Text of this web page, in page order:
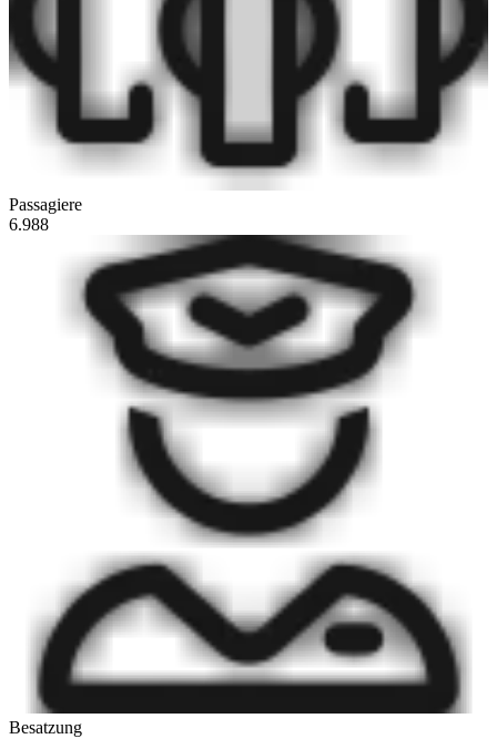
Passagiere
6.988
Besatzung